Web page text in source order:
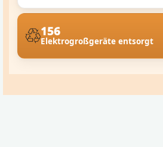
156
Elektrogroßgeräte entsorgt